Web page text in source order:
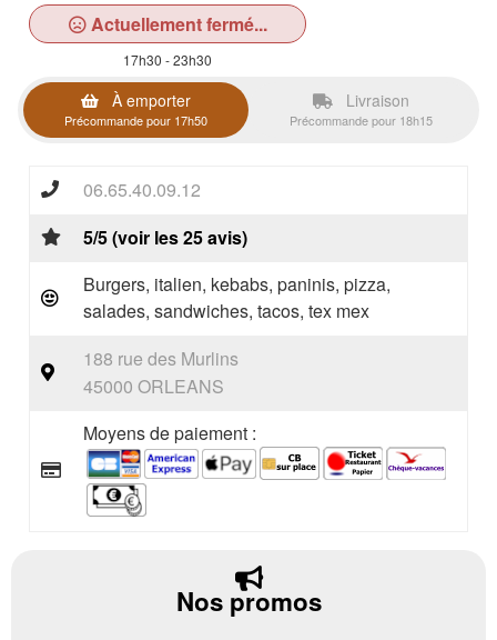
Actuellement fermé...
17h30 - 23h30
À emporter
Précommande pour 17h50
Livraison
Précommande pour 18h15
06.65.40.09.12
5/5 (voir les 25 avis)
Burgers, italien, kebabs, paninis, pizza,
salades, sandwiches, tacos, tex mex
188 rue des Murlins
45000 ORLEANS
Moyens de paiement :
Nos promos